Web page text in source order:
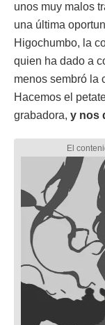
unos muy malos
una última
Higochumbo, la
quien ha dado a
menos sembró la
Hacemos el
grabadora, y nos